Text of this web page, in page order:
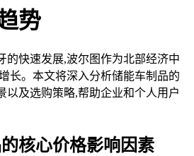
势
的快速发展,波尔图作为北部经济中
长。本文将深入分析储能车制品的
以及选购策略,帮助企业和个人用户
核心价格影响因素